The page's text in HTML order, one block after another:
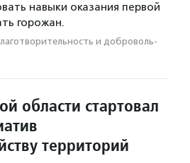
навыки оказания первой
горожан.
и доброволь­
области стартовал
территорий